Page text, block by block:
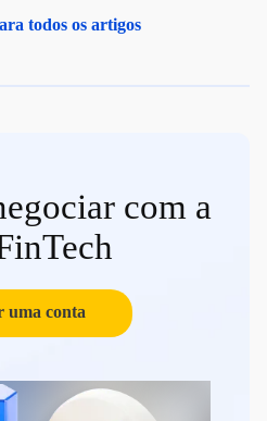
todos os artigos
com a
uma conta